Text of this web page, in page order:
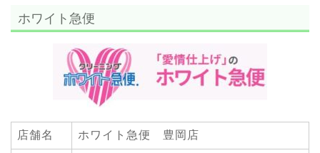
ホワイト急便
店舗名 ホワイト急便 豊岡店